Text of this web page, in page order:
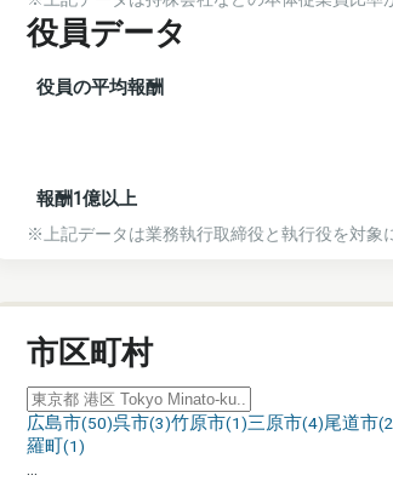
役員データ
役員の平均報酬
報酬1億以上
※上記データは業務執行取締役と執行役を対象
市区町村
広島市(50)呉市(3)竹原市(1)三原市(4)尾道市(2
羅町(1)
...